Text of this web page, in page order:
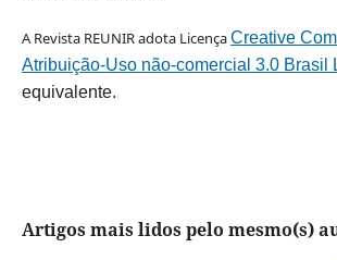
A Revista REUNIR adota LicençaCreative
Atribuição-Uso não-comercial 3.0 Brasil
equivalente.
Artigos mais lidos pelo mesmo(s)